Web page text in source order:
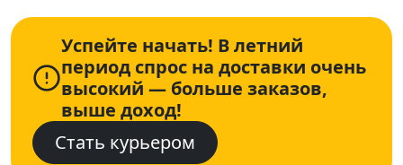
Успейте начать! В летний
период спрос на доставки очень
высокий — больше заказов,
выше доход!
Стать курьером